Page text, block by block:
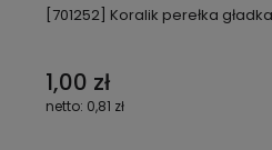
[701252] Koralik perełka
1,00 zł
0,81 zł